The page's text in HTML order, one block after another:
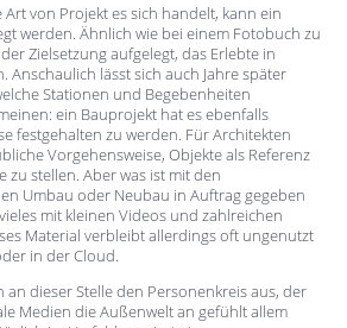
von Projekt es sich handelt, kann ein
werden. Ähnlich wie bei einem Fotobuch zu
Zielsetzung aufgelegt, das Erlebte in
Anschaulich lässt sich auch Jahre später
Stationen und Begebenheiten
ein Bauprojekt hat es ebenfalls
festgehalten zu werden. Für Architekten
Vorgehensweise, Objekte als Referenz
zu stellen. Aber was ist mit den
Umbau oder Neubau in Auftrag gegeben
mit kleinen Videos und zahlreichen
Material verbleibt allerdings oft ungenutzt
in der Cloud.
an dieser Stelle den Personenkreis aus, der
Medien die Außenwelt an gefühlt allem